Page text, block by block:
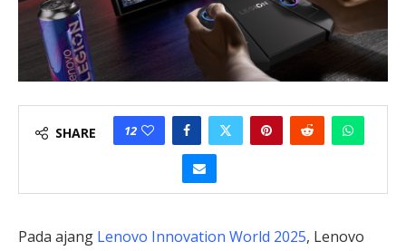
SHARE 12
Pada ajang Lenovo Innovation World 2025, Lenovo